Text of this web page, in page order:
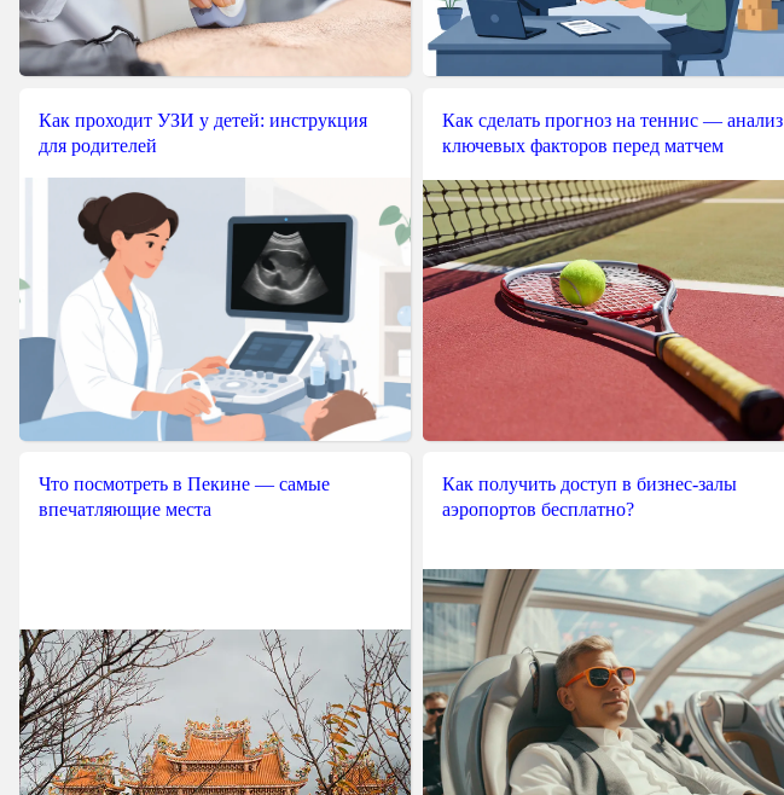
Как проходит УЗИ у детей: инструкция
для родителей
Как сделать прогноз на теннис — анализ
ключевых факторов перед матчем
Что посмотреть в Пекине — самые
впечатляющие места
Как получить доступ в бизнес-залы
аэропортов бесплатно?